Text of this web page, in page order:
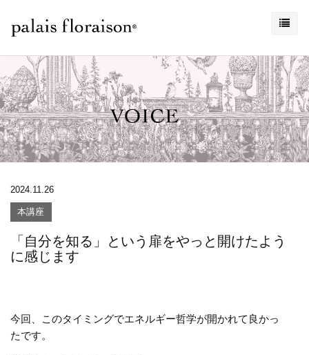
2024.11.26
本講座
「自分を知る」という扉をやっと開けたよう
に感じます
今回、このタイミングでエネルギー哲学が開かれて良かっ
たです。